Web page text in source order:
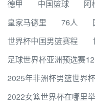
德甲
中国篮球 阿
皇家马德里
76人
世界杯中国男篮赛程
足球世界杯亚洲预选赛
2025年非洲杯男篮世界
2022女篮世界杯在哪里